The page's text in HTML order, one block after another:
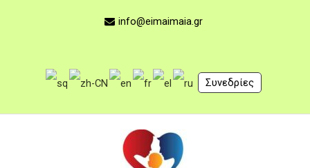
info@eimaimaia.gr
Συνεδρίες
Κύριο
Μενού